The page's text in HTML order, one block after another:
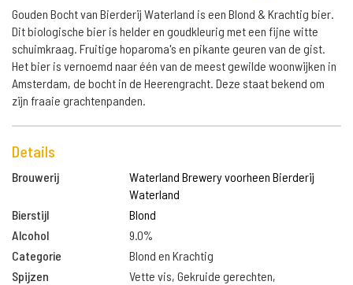
Gouden Bocht van Bierderij Waterland is een Blond & Krachtig bier.
Dit biologische bier is helder en goudkleurig met een fijne witte
schuimkraag. Fruitige hoparoma's en pikante geuren van de gist.
Het bier is vernoemd naar één van de meest gewilde woonwijken in
Amsterdam, de bocht in de Heerengracht. Deze staat bekend om
zijn fraaie grachtenpanden.
Details
Brouwerij
Waterland Brewery voorheen Bierderij
Waterland
Bierstijl
Blond
Alcohol
9.0%
Categorie
Blond en Krachtig
Spijzen
Vette vis, Gekruide gerechten,